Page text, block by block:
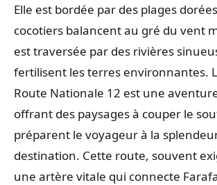
Elle est bordée par des plages
cocotiers balancent au gré du vent
est traversée par des rivières
fertilisent les terres environnantes.
Route Nationale 12 est une
offrant des paysages à couper le
préparent le voyageur à la
destination. Cette route, souvent
une artère vitale qui connecte